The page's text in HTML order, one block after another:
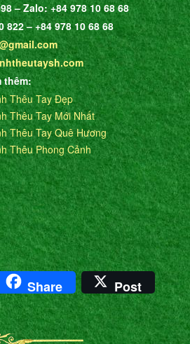
– Zalo: +84 978 10 68 68
822 – +84 978 10 68 68
thêm:
Thêu Tay Đẹp
Thêu Tay Mới Nhất
Thêu Tay Quê Hương
Thêu Phong Cảnh
Share Post